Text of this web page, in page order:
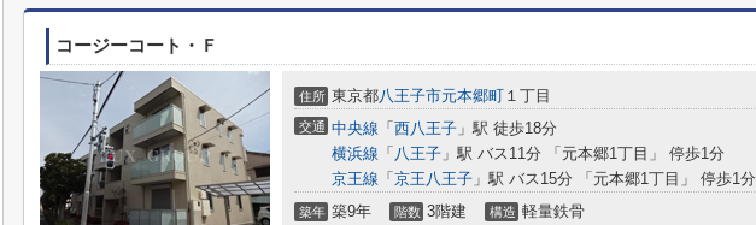
コージーコート・Ｆ
住所 東京都八王子市元本郷町 １丁目
交通 中央線 「 西八王子 」駅 徒歩18分
横浜線 「 八王子 」駅 バス11分 「元本郷1丁目」 停歩1分
京王線 「 京王八王子 」駅 バス15分 「元本郷1丁目」 停歩1分
築年 築9年 階数 3階建 構造 軽量鉄骨